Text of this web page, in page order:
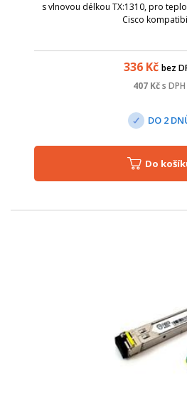
s vlnovou délkou TX:1310, pro
Cisco
336Kč bez
407 Kčs DPH
DO 2
Do